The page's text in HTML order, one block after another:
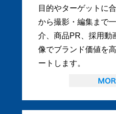
目的やターゲットに
から撮影・編集まで
介、商品PR、採用動
像でブランド価値を
ートします。